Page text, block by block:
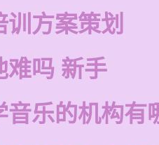
训方案策划
难吗 新手
音乐的机构有